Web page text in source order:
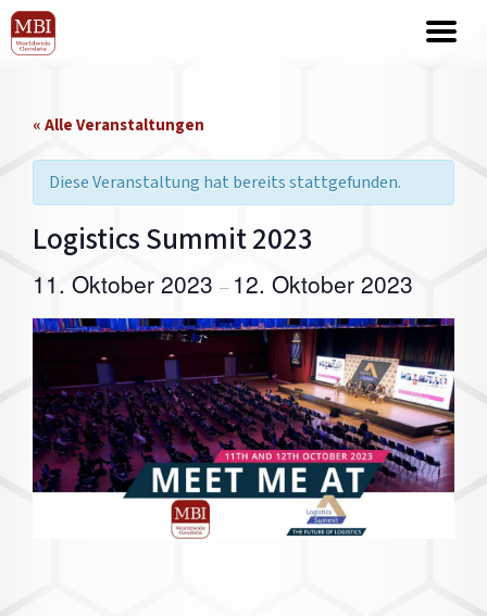
« Alle Veranstaltungen
Diese Veranstaltung hat bereits stattgefunden.
Logistics Summit 2023
11. Oktober 2023 – 12. Oktober 2023